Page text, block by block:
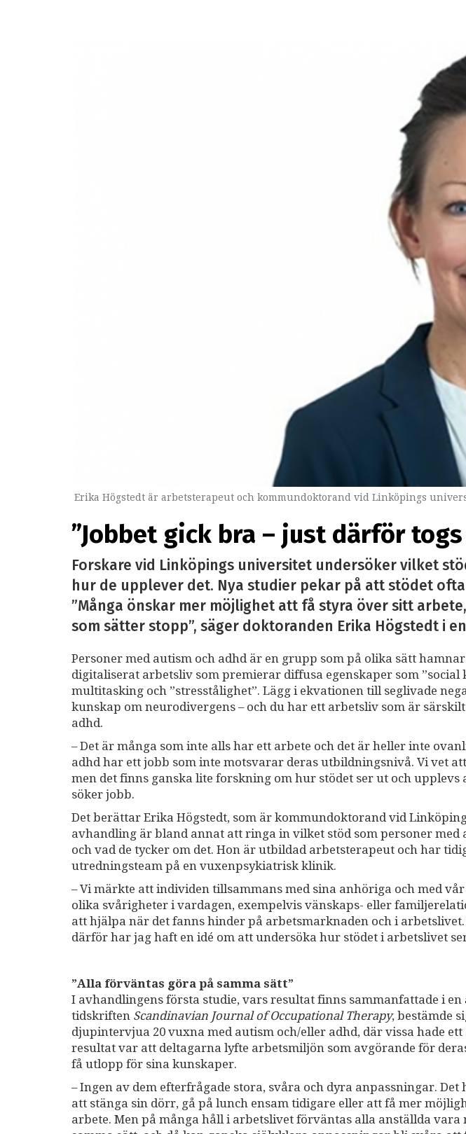
Erika Högstedt är arbetsterapeut och kommundoktorand vid Linköpings
”Jobbet gick bra – just därför
Forskare vid Linköpings universitet undersöker vilket
hur de upplever det. Nya studier pekar på att stödet
”Många önskar mer möjlighet att få styra över sitt
som sätter stopp”, säger doktoranden Erika Högstedt i
Personer med autism och adhd är en grupp som på olika sätt
digitaliserat arbetsliv som premierar diffusa egenskaper som ”social
multitasking och ”stresstålighet”. Lägg i ekvationen till seglivade
kunskap om neurodivergens – och du har ett arbetsliv som är
adhd.
– Det är många som inte alls har ett arbete och det är heller inte
adhd har ett jobb som inte motsvarar deras utbildningsnivå. Vi vet
men det finns ganska lite forskning om hur stödet ser ut och upplevs
söker jobb.
Det berättar Erika Högstedt, som är kommundoktorand vid
avhandling är bland annat att ringa in vilket stöd som personer med
och vad de tycker om det. Hon är utbildad arbetsterapeut och har
utredningsteam på en vuxenpsykiatrisk klinik.
– Vi märkte att individen tillsammans med sina anhöriga och med
olika svårigheter i vardagen, exempelvis vänskaps- eller
att hjälpa när det fanns hinder på arbetsmarknaden och i
därför har jag haft en idé om att undersöka hur stödet i arbetslivet
”Alla förväntas göra på samma sätt”
I avhandlingens första studie, vars resultat finns sammanfattade i en
tidskriften Scandinavian Journal of Occupational Therapy, bestämde
djupintervjua 20 vuxna med autism och/eller adhd, där vissa hade
resultat var att deltagarna lyfte arbetsmiljön som avgörande för
få utlopp för sina kunskaper.
– Ingen av dem efterfrågade stora, svåra och dyra anpassningar.
att stänga sin dörr, gå på lunch ensam tidigare eller att få mer
arbete. Men på många håll i arbetslivet förväntas alla anställda